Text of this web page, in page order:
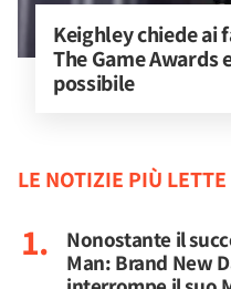
Keighley chiede ai
The Game Awards
possibile
LE NOTIZIE PIÙ LETTE
Nonostante il
Man: Brand New